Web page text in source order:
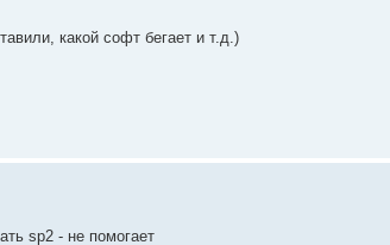
какой софт бегает и т.д.)
sp2 - не помогает